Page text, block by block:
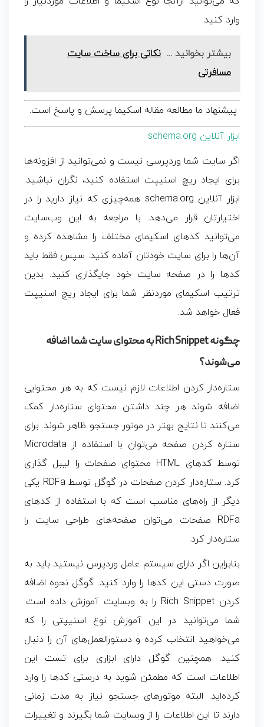
وارد کنید.
بیشتر بخوانید ... نکاتی برای ساخت سایت
مسافرتی
پیشنهاد ما مطالعه مقاله اسکیما پرسش و پاسخ است.
ابزار آنلاین schema.org
اگر سایت شما وردپرسی نیست و نمی‌توانید از افزونه‌ها
برای ایجاد ریچ اسنیپت استفاده کنید، نگران نباشید.
ابزار آنلاین schema.org همه‌چیزی که نیاز دارید را در
اختیارتان قرار می‌دهد. با مراجعه به این وب‌سایت
می‌توانید کدهای اسکیمای مختلف را مشاهده کرده و
آن‌ها را برای سایت خودتان آماده کنید. سپس فقط باید
کدها را در صفحه سایت خود جایگذاری کنید. بدین
ترتیب اسکیمای موردنظر شما برای ایجاد ریچ اسنیپت
فعال خواهد شد.
چگونه Rich Snippet به محتوای سایت شما اضافه
می‌شوند؟
ستاره‌دار کردن اطلاعات لازم نیست که به هر محتوایی
اضافه شوند هر چند داشتن محتوای ستاره‌دار کمک
می‌کنند تا نتایج بهتر در موتور جستجو ظاهر شوند. برای
ستاره کردن صفحه می‌توان با استفاده از Microdata
توسط کدهای HTML محتوای صفحات را لیبل گذاری
کرد. ستاره‌دار کردن صفحات در گوگل توسط RDFa یکی
دیگر از راه‌های مناسب است که با استفاده از کدهای
RDFa صفحات می‌توان صفحه‌های طراحی سایت را
ستاره‌دار کرد.
بنابراین اگر دارای سیستم عامل وردپرس نیستید باید به
صورت دستی این کدها را وارد کنید. گوگل نحوه اضافه
کردن Rich Snippet را به وبسایت آموزش داده است.
شما می‌توانید در این آموزش نوع اسنیپتی را که
می‌خواهید انتخاب کرده و دستورالعمل‌های آن را دنبال
کنید. همچنین گوگل دارای ابزاری برای تست این
اطلاعات است که مطمئن شوید به درستی کدها را وارد
کرده‌اید. البته موتورهای جستجو نیاز به مدت زمانی
دارند تا این اطلاعات را از وبسایت شما بگیرند و تغییرات